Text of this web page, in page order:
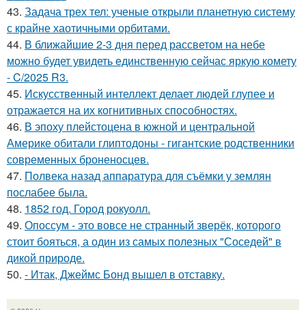
43. Задача трех тел: ученые открыли планетную систему
с крайне хаотичными орбитами.
44. В ближайшие 2-3 дня перед рассветом на небе
можно будет увидеть единственную сейчас яркую комету
- C/2025 R3.
45. Искусственный интеллект делает людей глупее и
отражается на их когнитивных способностях.
46. В эпоху плейстоцена в южной и центральной
Америке обитали глиптодоны - гигантские родственники
современных броненосцев.
47. Полвека назад аппаратура для съёмки у землян
послабее была.
48. 1852 год. Город рокуолл.
49. Опоссум - это вовсе не странный зверёк, которого
стоит бояться, а один из самых полезных "Соседей" в
дикой природе.
50. - Итак, Джеймс Бонд вышел в отставку.